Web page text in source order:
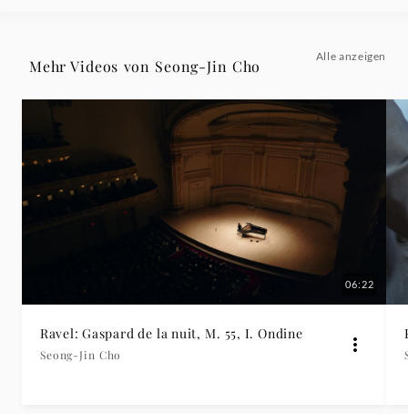
Mehr Videos von Seong-Jin Cho
Alle anzeigen
06:22
Ravel: Gaspard de la nuit, M. 55, I. Ondine
Seong-Jin Cho